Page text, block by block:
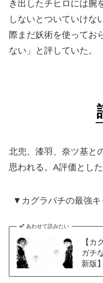
き出したチヒロには腕
しないとついていけな
際まだ妖術を使ってお
ない」と評していた。
北兜、漆羽、奈ツ基と
思われる。A評価とした
▼カグラバチの最強
あわせて読みたい
【カ
ガチ
新版】